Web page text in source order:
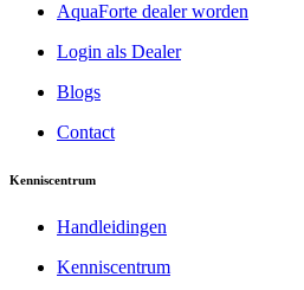
AquaForte dealer worden
Login als Dealer
Blogs
Contact
Kenniscentrum
Handleidingen
Kenniscentrum